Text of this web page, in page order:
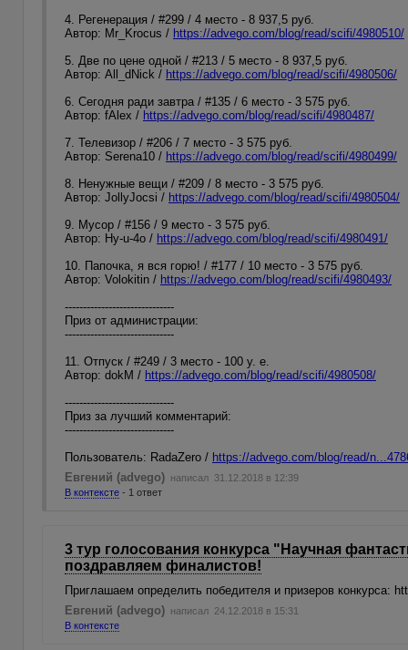
4. Регенерация / #299 / 4 место - 8 937,5 руб.
Автор: Mr_Krocus / https://advego.com/blog/read/scifi/4980510/
5. Две по цене одной / #213 / 5 место - 8 937,5 руб.
Автор: All_dNick / https://advego.com/blog/read/scifi/4980506/
6. Сегодня ради завтра / #135 / 6 место - 3 575 руб.
Автор: fAlex / https://advego.com/blog/read/scifi/4980487/
7. Телевизор / #206 / 7 место - 3 575 руб.
Автор: Serena10 / https://advego.com/blog/read/scifi/4980499/
8. Ненужные вещи / #209 / 8 место - 3 575 руб.
Автор: JollyJocsi / https://advego.com/blog/read/scifi/4980504/
9. Мусор / #156 / 9 место - 3 575 руб.
Автор: Hy-u-4o / https://advego.com/blog/read/scifi/4980491/
10. Папочка, я вся горю! / #177 / 10 место - 3 575 руб.
Автор: Volokitin / https://advego.com/blog/read/scifi/4980493/
------------------------------
Приз от администрации:
------------------------------
11. Отпуск / #249 / 3 место - 100 у. е.
Автор: dokM / https://advego.com/blog/read/scifi/4980508/
------------------------------
Приз за лучший комментарий:
------------------------------
Пользователь: RadaZero / https://advego.com/blog/read/
Евгений (advego) написал 31.12.2018 в 12:39
В контексте - 1 ответ
3 тур голосования конкурса "Научная
поздравляем финалистов!
Приглашаем определить победителя и призеров конкурса:
Евгений (advego) написал 24.12.2018 в 15:31
В контексте